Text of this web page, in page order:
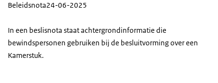
Beleidsnota24-06-2025
In een beslisnota staat achtergrondinformatie die
bewindspersonen gebruiken bij de besluitvorming over een
Kamerstuk.